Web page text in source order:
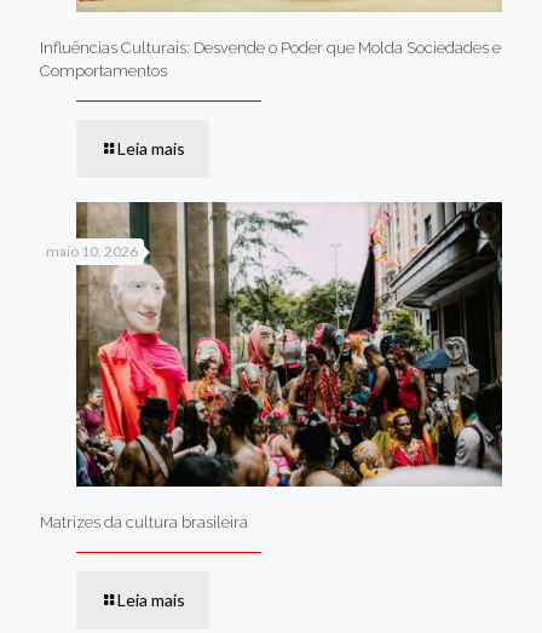
Influências Culturais: Desvende o Poder que Molda Sociedades e
Comportamentos
Leia mais
maio 10, 2026
Matrizes da cultura brasileira
Leia mais